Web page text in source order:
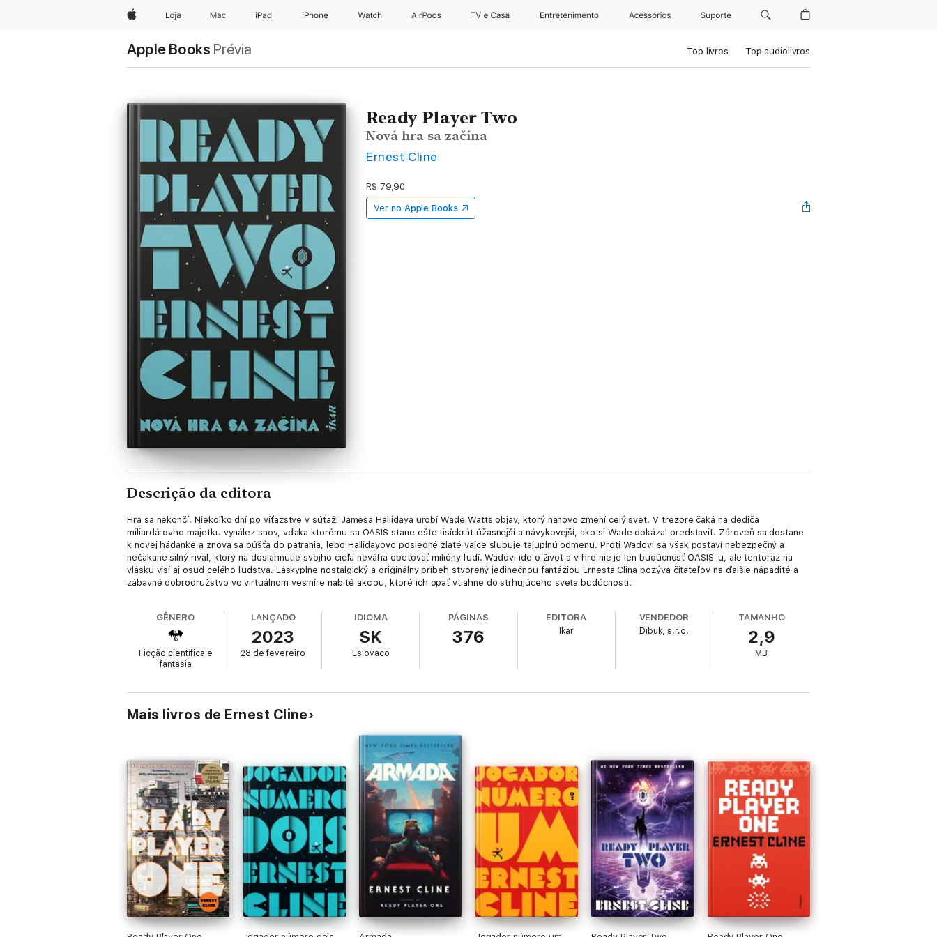
AppleLoja Mac iPad iPhone Apple Watch AirPods TV e Casa Entretenimento Acessórios Suporte
Apple Books Prévia Top livros Top audiolivros
Ready Player Two
Nová hra sa začína
Ernest Cline
R$ 79,90
Ver no Apple Books
Descrição da editora
Hra sa nekončí. Niekoľko dní po víťazstve v súťaži Jamesa Hallidaya urobí Wade Watts objav, ktorý nanovo zmení celý svet. V trezore čaká na dediča
miliardárovho majetku vynález snov, vďaka ktorému sa OASIS stane ešte tisíckrát úžasnejší a návykovejší, ako si Wade dokázal predstaviť. Zároveň sa dostane
k novej hádanke a znova sa púšťa do pátrania, lebo Hallidayovo posledné zlaté vajce sľubuje tajuplnú odmenu. Proti Wadovi sa však postaví nebezpečný a
nečakane silný rival, ktorý na dosiahnutie svojho cieľa neváha obetovať milióny ľudí. Wadovi ide o život a v hre nie je len budúcnosť OASIS-u, ale tentoraz na
vlásku visí aj osud celého ľudstva. Láskyplne nostalgický a originálny príbeh stvorený jedinečnou fantáziou Ernesta Clina pozýva čitateľov na ďalšie nápadité a
zábavné dobrodružstvo vo virtuálnom vesmíre nabité akciou, ktoré ich opäť vtiahne do strhujúceho sveta budúcnosti.
GÊNERO
Ficção científica e
fantasia
LANÇADO
2023
28 de fevereiro
IDIOMA
SK
Eslovaco
PÁGINAS
376
EDITORA
Ikar
VENDEDOR
Dibuk, s.r.o.
TAMANHO
2,9
MB
Mais livros de Ernest Cline